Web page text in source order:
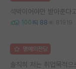
석박이어야만 받아준다
100 88 81919
명예의전당
솔직히 저는 취업목적으